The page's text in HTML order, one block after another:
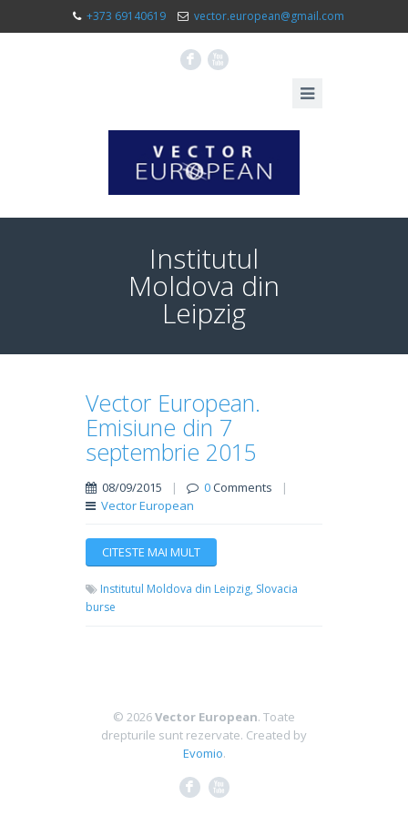
+373 69140619 vector.european@gmail.com
F X
Institutul
Moldova din
Leipzig
Vector European.
Emisiune din 7
septembrie 2015
08/09/2015 | 0Comments
|
Vector European
CITESTE MAI MULT
Institutul Moldova din Leipzig, Slovacia
burse
© 2026Vector European. Toate
drepturile sunt rezervate. Created by
Evomio.
F X